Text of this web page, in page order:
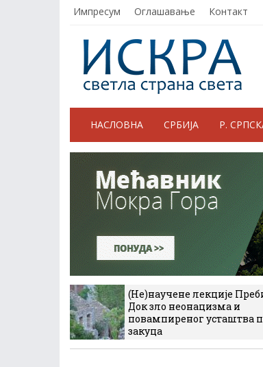
Импресум Оглашавање Контакт
НАСЛОВНА СРБИЈА Р.
(Не)научене лекције
Док зло неонацизма и
повампиреног усташтва
закуца